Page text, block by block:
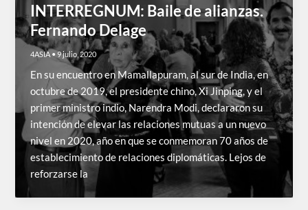
INTERREGNUM: Baile de alianzas.
Fernando Delage
4ASIA •9 julio, 2020
En su encuentro en Mamallapuram, al sur de India, en
octubre de 2019, el presidente chino, Xi Jinping, y el
primer ministro indio, Narendra Modi, declararon su
intención de elevar las relaciones mutuas a un nuevo
nivel en 2020, año en que se conmemoran 70 años de
establecimiento de relaciones diplomáticas. Lejos de
reforzarse la